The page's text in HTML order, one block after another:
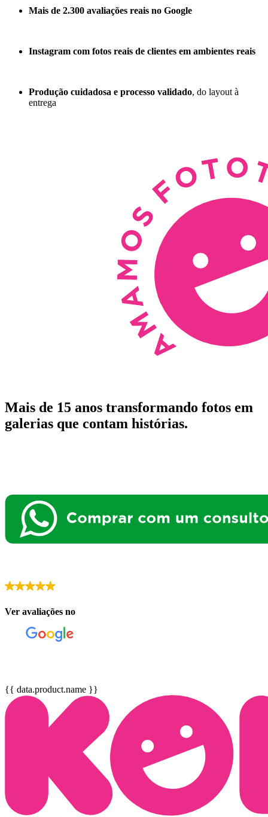
Mais de 2.300 avaliações reais no Google
Instagram com fotos reais de clientes em ambientes reais
Produção cuidadosa e processo validado, do layout à
entrega
Mais de 15 anos transformando fotos em
galerias que contam histórias.
Ver avaliações no
{{ data.product.name }}